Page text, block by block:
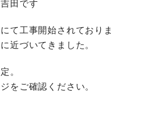
田です
て工事開始されておりま
近づいてきました。
。
をご確認ください。